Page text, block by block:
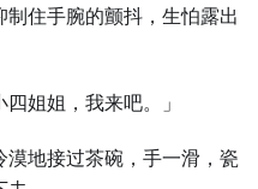
住手腕的颤抖，生怕露出
姐姐，我来吧。」
地接过茶碗，手一滑，瓷